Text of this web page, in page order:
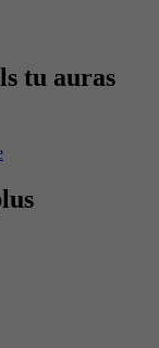
tu auras